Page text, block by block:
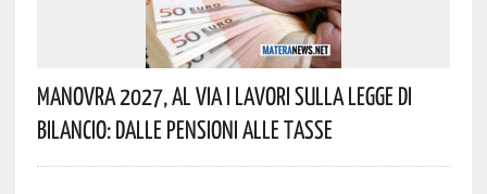
Manovra 2027, Al Via I Lavori Sulla Legge Di
Bilancio: Dalle Pensioni Alle Tasse